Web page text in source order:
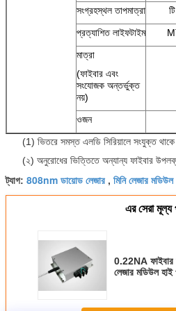
সংগ্রহস্থল তাপমাত্রা
প্রত্যাশিত লাইফটাইম
মাত্রা
(ফাইবার এবং
সংযোজক অন্তর্ভুক্ত
নয়)
ওজন
(1) ভিতরে সমস্ত এলডি সিরিয়ালে সংযুক্ত
(২) অনুরোধের ভিত্তিতে অন্যান্য ফাইবার
ট্যাগ: 808nm ডায়োড লেজার , মিনি লেজার মডিউল
এর সেরা মূল্য
0.22NA ফাইবার
লেজার মডিউল